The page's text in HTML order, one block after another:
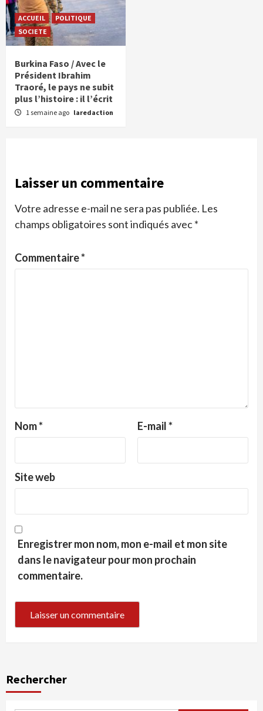
ACCUEIL
POLITIQUE
SOCIETE
Burkina Faso / Avec le
Président Ibrahim
Traoré, le pays ne subit
plus l’histoire : il l’écrit
1 semaine ago laredaction
Laisser un commentaire
Votre adresse e-mail ne sera pas publiée. Les
champs obligatoires sont indiqués avec*
Commentaire*
Nom* E-mail*
Site web
Enregistrer mon nom, mon e-mail et mon site
dans le navigateur pour mon prochain
commentaire.
Rechercher